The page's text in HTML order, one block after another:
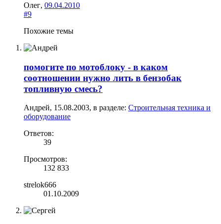
Олег, 09.04.2010
#9
Похожие темы
помогите по мотоблоку - в каком
соотношении нужно лить в бензобак
топливную смесь?
Андрей, 15.08.2003, в разделе: Строительная техника и
оборудование
Ответов:
39
Просмотров:
132 833
strelok666
01.10.2009